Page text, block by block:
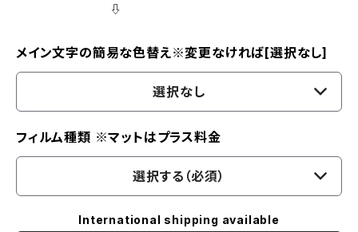
⇩
メイン文字の簡易な色替え※変更なければ[選択なし]
選択なし
フィルム種類 ※マットはプラス料金
選択する（必須）
International shipping available